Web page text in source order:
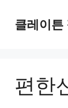
클레이튼
편한